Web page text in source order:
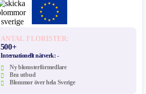
ANTAL FLORISTER:
500+
Internationellt nätverk: -
Ny blomsterförmedlare
Bra utbud
Blommor över hela Sverige